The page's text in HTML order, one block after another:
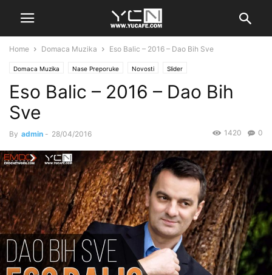
Home Domaca Muzika Eso Balic – 2016 – Dao Bih Sve
Domaca Muzika Nase Preporuke Novosti Slider
Eso Balic – 2016 – Dao Bih
Sve
By admin - 28/04/2016 0
1420